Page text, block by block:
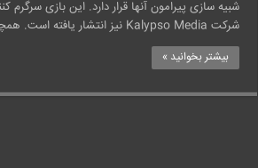
شرکت Kalypso Media نیز انتشار یافته است. همچنین این بازی قرار است برای پلتفرم های PlayStation …
بیشتر بخوانید »